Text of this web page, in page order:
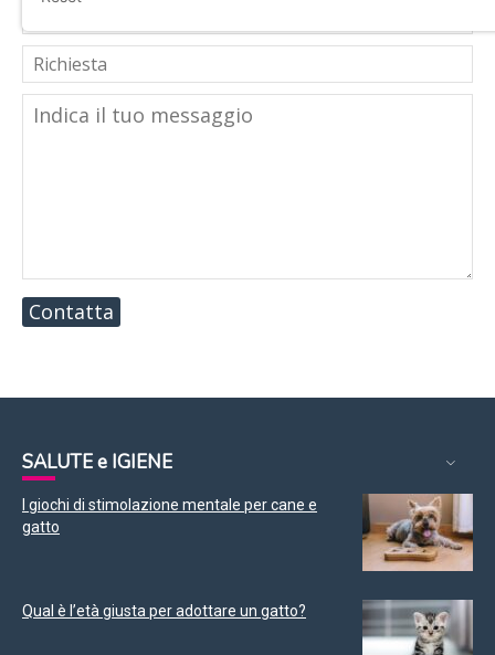
Contatta
SALUTE e IGIENE
I giochi di stimolazione mentale per cane e
gatto
Qual è l’età giusta per adottare un gatto?